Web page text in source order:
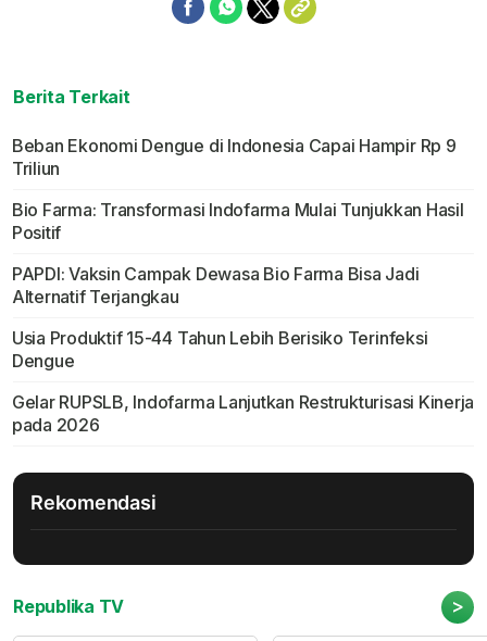
Berita Terkait
Beban Ekonomi Dengue di Indonesia Capai Hampir Rp 9
Triliun
Bio Farma: Transformasi Indofarma Mulai Tunjukkan Hasil
Positif
PAPDI: Vaksin Campak Dewasa Bio Farma Bisa Jadi
Alternatif Terjangkau
Usia Produktif 15-44 Tahun Lebih Berisiko Terinfeksi
Dengue
Gelar RUPSLB, Indofarma Lanjutkan Restrukturisasi Kinerja
pada 2026
Rekomendasi
Republika TV >